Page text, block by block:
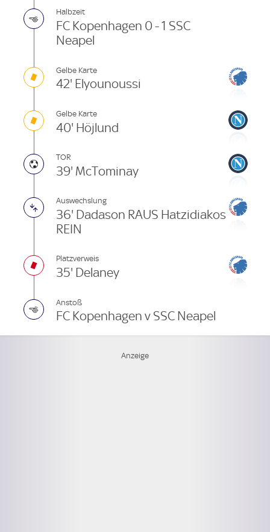
Halbzeit
FC Kopenhagen 0 - 1 SSC
Neapel
Gelbe Karte
42' Elyounoussi
Gelbe Karte
40' Höjlund
TOR
39' McTominay
Auswechslung
36' Dadason RAUS Hatzidiakos
REIN
Platzverweis
35' Delaney
Anstoß
FC Kopenhagen v SSC Neapel